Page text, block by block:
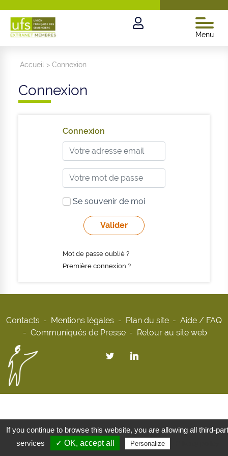
Menu
Accueil >Connexion
Connexion
Connexion
Se souvenir de moi
Mot de passe oublié ?
Première connexion ?
Contacts Mentions légales Plan du site
Aide / FAQ
Communiqués de Presse
Retour au site web
If you continue to browse this website, you are allowing all third-
services
✓ OK, accept all Personalize